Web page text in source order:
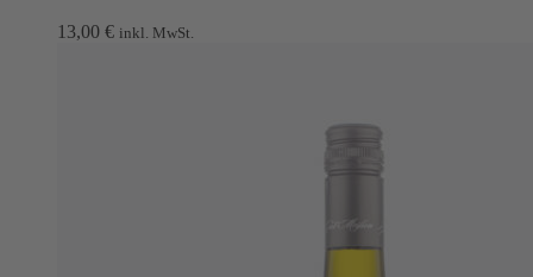
13,00 € inkl. MwSt.